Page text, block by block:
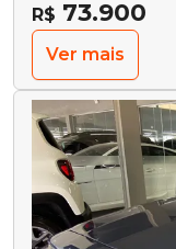
R$ 73.900
Ver mais